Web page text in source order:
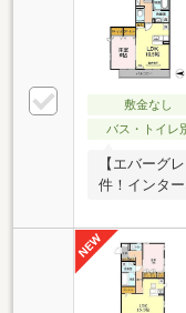
敷金なし
バス・トイレ
【エバーグ
件！インタ